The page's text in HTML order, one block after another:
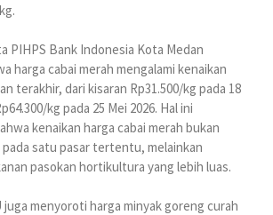
PIHPS Bank Indonesia Kota Medan
harga cabai merah mengalami kenaikan
terakhir, dari kisaran Rp31.500/kg pada 18
kg pada 25 Mei 2026. Hal ini
kenaikan harga cabai merah bukan
satu pasar tertentu, melainkan
pasokan hortikultura yang lebih luas.
juga menyoroti harga minyak goreng curah